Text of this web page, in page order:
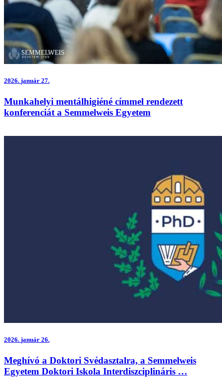
2026. január 27.
Munkahelyi mentálhigiéné címmel rendezett
konferenciát a Semmelweis Egyetem
2026. január 26.
Meghívó a Doktori Svédasztalra, a Semmelweis
Egyetem Doktori Iskola Interdiszciplináris …